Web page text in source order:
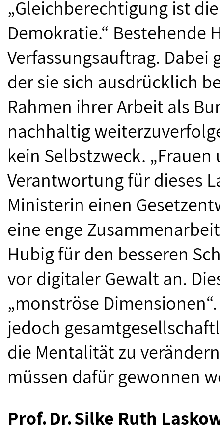
„Gleichberechtigung ist
Demokratie.“ Bestehende
Verfassungsauftrag. Dabei
der sie sich ausdrücklich
Rahmen ihrer Arbeit als
nachhaltig
kein Selbstzweck.
Verantwortung für dieses
Ministerin einen
eine enge
Hubig für den besseren
vor digitaler Gewalt an.
„monströse
jedoch
die Mentalität zu
müssen dafür gewonnen
Prof.Dr.Silke Ruth